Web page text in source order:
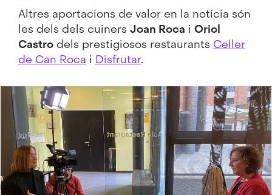
Altres aportacions de valor en la notícia són
les dels dels cuiners Joan Roca i Oriol
Castro dels prestigiosos restaurants Celler
de Can Roca i Disfrutar.